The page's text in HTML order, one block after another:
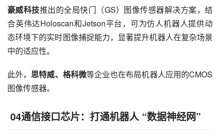
豪威科技推出的全局快门（GS）图像传感器解决方案，结
合英伟达Holoscan和Jetson平台，可为仿人机器人提供动
态环境下的实时图像捕捉能力，显著提升机器人在复杂场景
中的适应性。
此外，思特威、格科微等企业也在布局机器人应用的CMOS
图像传感器。
04通信接口芯片：打通机器人 “数据神经网”